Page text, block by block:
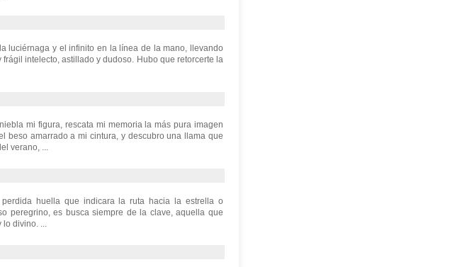
luciérnaga y el infinito en la línea de la mano, llevando
intelecto, astillado y dudoso. Hubo que retorcerte la
mi figura, rescata mi memoria la más pura imagen
beso amarrado a mi cintura, y descubro una llama que
verano, ...
huella que indicara la ruta hacia la estrella o
peregrino, es busca siempre de la clave, aquella que
lo divino. ...